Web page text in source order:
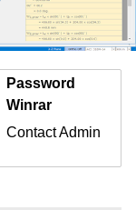
Password
Winrar
Contact Admin